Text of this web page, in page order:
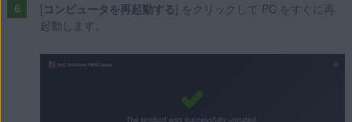
[ コンピュータを再起動する] をクリックして PC をすぐに再
起動します。